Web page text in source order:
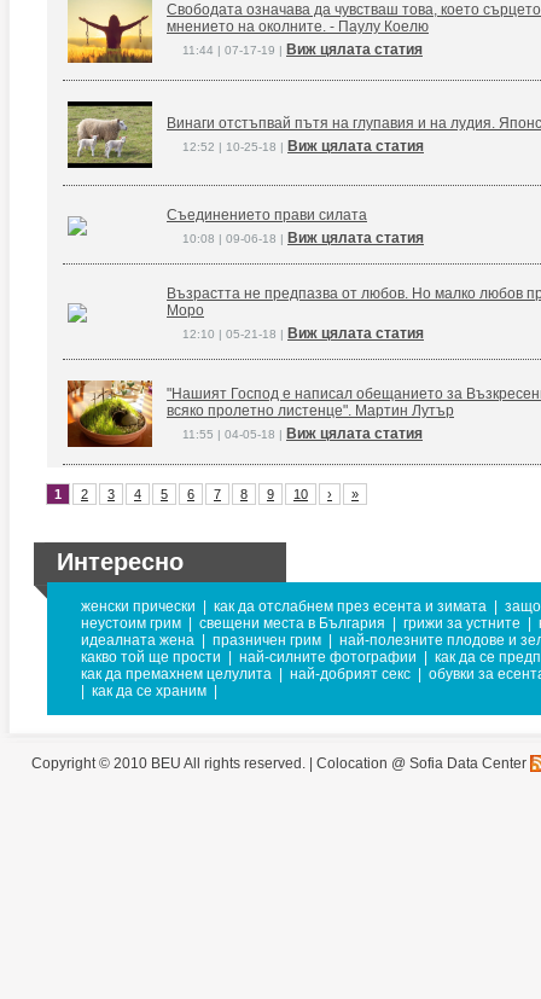
Свободата означава да чувстваш това, което
мнението на околните. - Паулу Коелю
11:44 | 07-17-19 | Виж цялата статия
Винаги отстъпвай пътя на глупавия и на лудия.
12:52 | 10-25-18 | Виж цялата статия
Съединението прави силата
10:08 | 09-06-18 | Виж цялата статия
Възрастта не предпазва от любов. Но малко любов
Моро
12:10 | 05-21-18 | Виж цялата статия
"Нашият Господ е написал обещанието за
всяко пролетно листенце". Мартин Лутър
11:55 | 04-05-18 | Виж цялата статия
1 2 3 4 5 6 7 8 9 10 › »
Интересно
женски прически как да отслабнем през есента и зимата
защо
неустоим грим
свещени места в България грижи за устните
идеалната жена
празничен грим
най-полезните плодове и
какво той ще прости
най-силните фотографии
как да се
как да премахнем целулита
най-добрият секс
обувки за
как да се храним
Copyright © 2010 BEU All rights reserved. | Colocation @ Sofia Data Center